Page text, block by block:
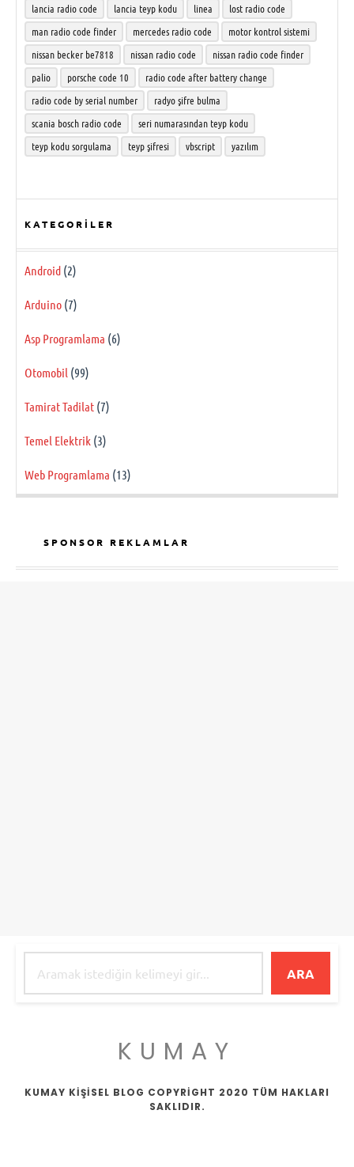
lancia radio code
lancia teyp kodu linea
lost radio code
man radio code finder
mercedes radio code
motor kontrol sistemi
nissan becker be7818
nissan radio code
nissan radio code finder
palio
porsche code 10
radio code after battery change
radio code by serial number
radyo şifre bulma
scania bosch radio code
seri numarasından teyp kodu
teyp kodu sorgulama
teyp şifresi vbscript yazılım
KATEGORILER
Android (2)
Arduino (7)
Asp Programlama (6)
Otomobil (99)
Tamirat Tadilat (7)
Temel Elektrik (3)
Web Programlama (13)
SPONSOR REKLAMLAR
ARA
KUMAY
KUMAY KİŞİSEL BLOG COPYRİGHT 2020 TÜM HAKLARI
SAKLIDIR.